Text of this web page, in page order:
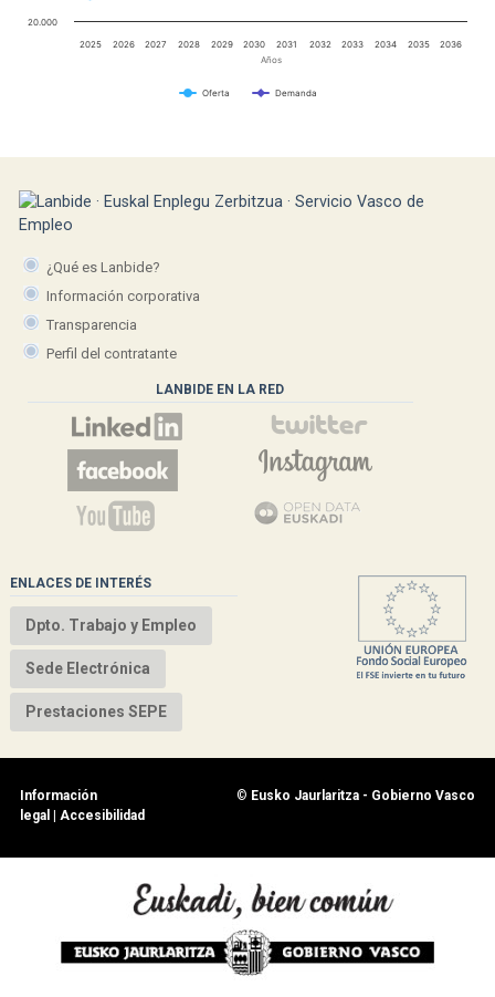
Años
Oferta Demanda
2025 2026 2027 2028 2029 2030 2031 2032 2033 2034 2035 2036
20.000
¿Qué es Lanbide?
Información corporativa
Transparencia
Perfil del contratante
LANBIDE EN LA RED
ENLACES DE INTERÉS
Dpto. Trabajo y Empleo
Sede Electrónica
Prestaciones SEPE
Información
legal | Accesibilidad
© Eusko Jaurlaritza - Gobierno Vasco